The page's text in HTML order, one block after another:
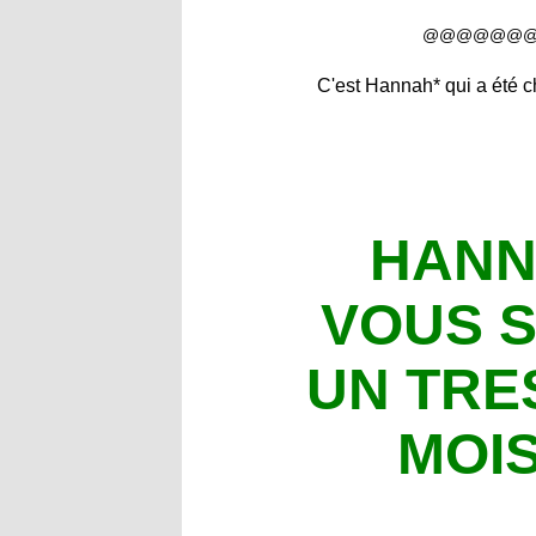
C'est Hannah* qui a été
VOUS
UN